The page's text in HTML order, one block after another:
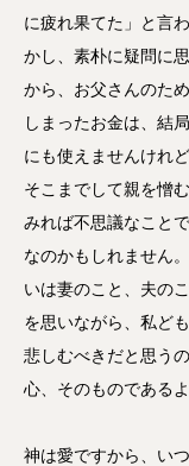
に疲れ果てた」と言
かし、素朴に疑問に
から、お父さんのた
しまったお金は、結
にも使えませんけれ
そこまでして親を憎
みれば不思議なこと
なのかもしれません
いは妻のこと、夫の
を思いながら、私ど
悲しむべきだと思う
心、そのものである
神は愛ですから、い